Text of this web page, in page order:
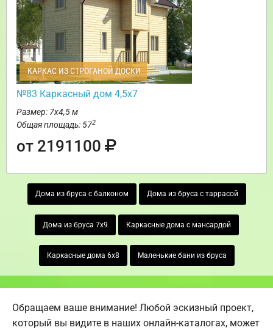
КАРКАС ИЗ СТРОГАНОЙ ДОСКИ
№83 Каркасный дом 4,5х7
Размер: 7х4,5 м
Общая площадь: 572
от 2191100
Дома из бруса с балконом Дома из бруса с таррасой
Дома из бруса 7х9 Каркасные дома с мансардой
Каркасные дома 6х8 Маленькие бани из бруса
Обращаем ваше внимание! Любой эскизный проект,
который вы видите в наших онлайн-каталогах, может